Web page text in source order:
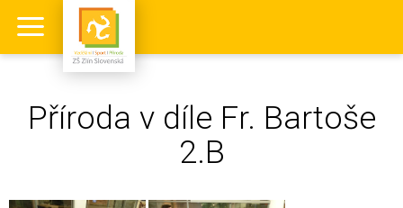
Příroda v díle Fr. Bartoše
2.B